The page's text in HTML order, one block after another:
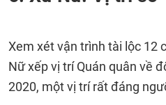
Xem xét vận trình tài lộc 12
Nữ xếp vị trí Quán quân về
2020, một vị trí rất đáng